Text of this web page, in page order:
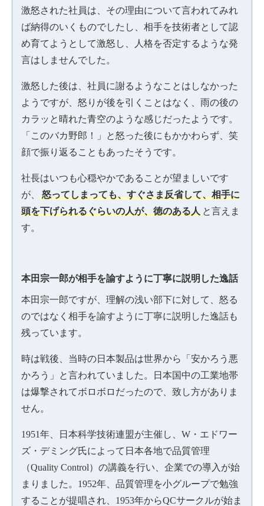
激怒された社員は、その理由について言われてみれ
ば納得のいくものでしたし、相手を技術者として認
め育てようとして激怒し、人格を否定するような発
言はしませんでした。
激怒した後は、社員に謝るようなことはしなかった
ようですが、怒りが後を引くことはなく、雨の後の
カラッと晴れた青空のような感じだったようです。
「このバカ野郎！」と怒った後にもかかわらず、笑
顔で振り返ることもあったそうです。
社長はいつも心穏やかであることが望ましいです
が、
怒ってしまっても、すぐさま反省して、相手に
頭を下げられるぐらいの人が、徳のある人 と言えま
す。
本田宗一郎が相手を諭すように丁寧に説明した逸話
本田宗一郎ですが、理解の浅い部下に対して、怒る
のではなく相手を諭すように丁寧に説明した逸話も
残っています。
時は戦後、当時の日本製品は世界から「安かろう悪
かろう」と言われていました。日本国中の工業地帯
は爆撃されてボロボロだったので、致し方がありま
せん。
1951年、日本科学技術連盟が主催し、W・エドワー
ズ・デミング氏によって日本各地で品質管理
（Quality Control）の講義を行い、企業での導入が始
まりました。1952年、品質管理を小グループで勉強
することが提唱され、1953年からQCサークルが始ま